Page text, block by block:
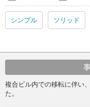
シンプル ソリッド
ソリッド 内装 イン
複合ビル内での移転に伴い
た。